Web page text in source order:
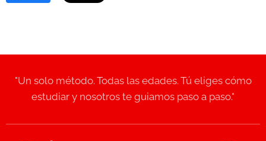
"Un solo método. Todas las edades. Tú eliges cómo
estudiar y nosotros te guiamos paso a paso."